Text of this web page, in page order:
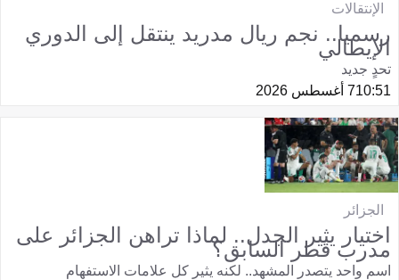
الإنتقالات
رسميا.. نجم ريال مدريد ينتقل إلى الدوري
الإيطالي
تحدٍ جديد
10:517 أغسطس 2026
الجزائر
اختيار يثير الجدل.. لماذا تراهن الجزائر على
مدرب قطر السابق؟
اسم واحد يتصدر المشهد.. لكنه يثير كل علامات الاستفهام